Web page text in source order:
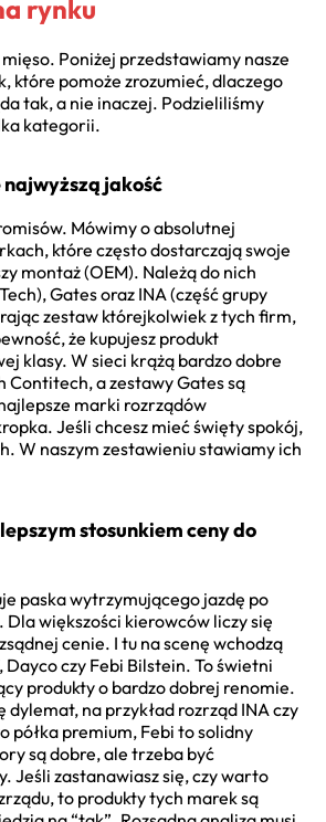
rynku
Poniżej przedstawiamy nasze
które pomoże zrozumieć, dlaczego
tak, a nie inaczej. Podzieliliśmy
kategorii.
jakość
Mówimy o absolutnej
które często dostarczają swoje
montaż (OEM). Należą do nich
Gates oraz INA (część grupy
zestaw którejkolwiek z tych firm,
że kupujesz produkt
klasy. W sieci krążą bardzo dobre
Contitech, a zestawy Gates są
marki rozrządów
Jeśli chcesz mieć święty spokój,
W naszym zestawieniu stawiamy ich
stosunkiem ceny do
paska wytrzymującego jazdę po
większości kierowców liczy się
cenie. I tu na scenę wchodzą
czy Febi Bilstein. To świetni
produkty o bardzo dobrej renomie.
dylemat, na przykład rozrząd INA czy
półka premium, Febi to solidny
są dobre, ale trzeba być
Jeśli zastanawiasz się, czy warto
to produkty tych marek są